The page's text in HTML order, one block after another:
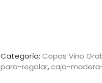
Categoría: Copas Vino
para-regalar caja-